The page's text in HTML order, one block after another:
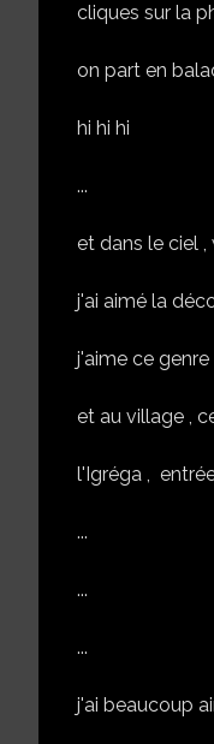
cliques sur la
on part en
hi hi hi
...
et dans le ciel ,
j'ai aimé la
j'aime ce
et au village ,
l'Igréga ,
...
...
...
j'ai beaucoup